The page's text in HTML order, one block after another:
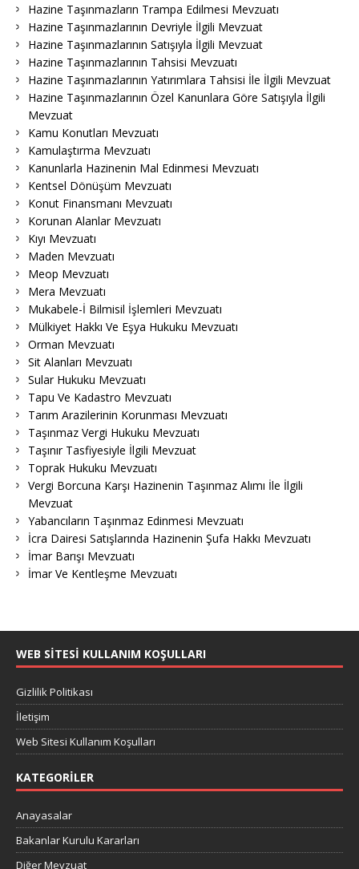
Hazine Taşınmazların Trampa Edilmesi Mevzuatı
Hazine Taşınmazlarının Devriyle İlgili Mevzuat
Hazine Taşınmazlarının Satışıyla İlgili Mevzuat
Hazine Taşınmazlarının Tahsisi Mevzuatı
Hazine Taşınmazlarının Yatırımlara Tahsisi İle İlgili Mevzuat
Hazine Taşınmazlarının Özel Kanunlara Göre Satışıyla İlgili
Mevzuat
Kamu Konutları Mevzuatı
Kamulaştırma Mevzuatı
Kanunlarla Hazinenin Mal Edinmesi Mevzuatı
Kentsel Dönüşüm Mevzuatı
Konut Finansmanı Mevzuatı
Korunan Alanlar Mevzuatı
Kıyı Mevzuatı
Maden Mevzuatı
Meop Mevzuatı
Mera Mevzuatı
Mukabele-İ Bilmisil İşlemleri Mevzuatı
Mülkiyet Hakkı Ve Eşya Hukuku Mevzuatı
Orman Mevzuatı
Sit Alanları Mevzuatı
Sular Hukuku Mevzuatı
Tapu Ve Kadastro Mevzuatı
Tarım Arazilerinin Korunması Mevzuatı
Taşınmaz Vergi Hukuku Mevzuatı
Taşınır Tasfiyesiyle İlgili Mevzuat
Toprak Hukuku Mevzuatı
Vergi Borcuna Karşı Hazinenin Taşınmaz Alımı İle İlgili
Mevzuat
Yabancıların Taşınmaz Edinmesi Mevzuatı
İcra Dairesi Satışlarında Hazinenin Şufa Hakkı Mevzuatı
İmar Barışı Mevzuatı
İmar Ve Kentleşme Mevzuatı
WEB SITESI KULLANIM KOŞULLARI
Gizlilik Politikası
İletişim
Web Sitesi Kullanım Koşulları
KATEGORILER
Anayasalar
Bakanlar Kurulu Kararları
Diğer Mevzuat